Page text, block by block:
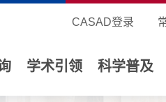
CASAD登录
学术引领 科学普及